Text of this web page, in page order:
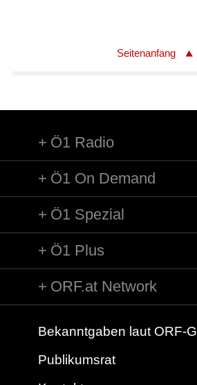
Seitenanfang
Ö1 Radio
Ö1 On Demand
Ö1 Spezial
Ö1 Plus
ORF.at Network
Bekanntgaben laut ORF-G
Publikumsrat